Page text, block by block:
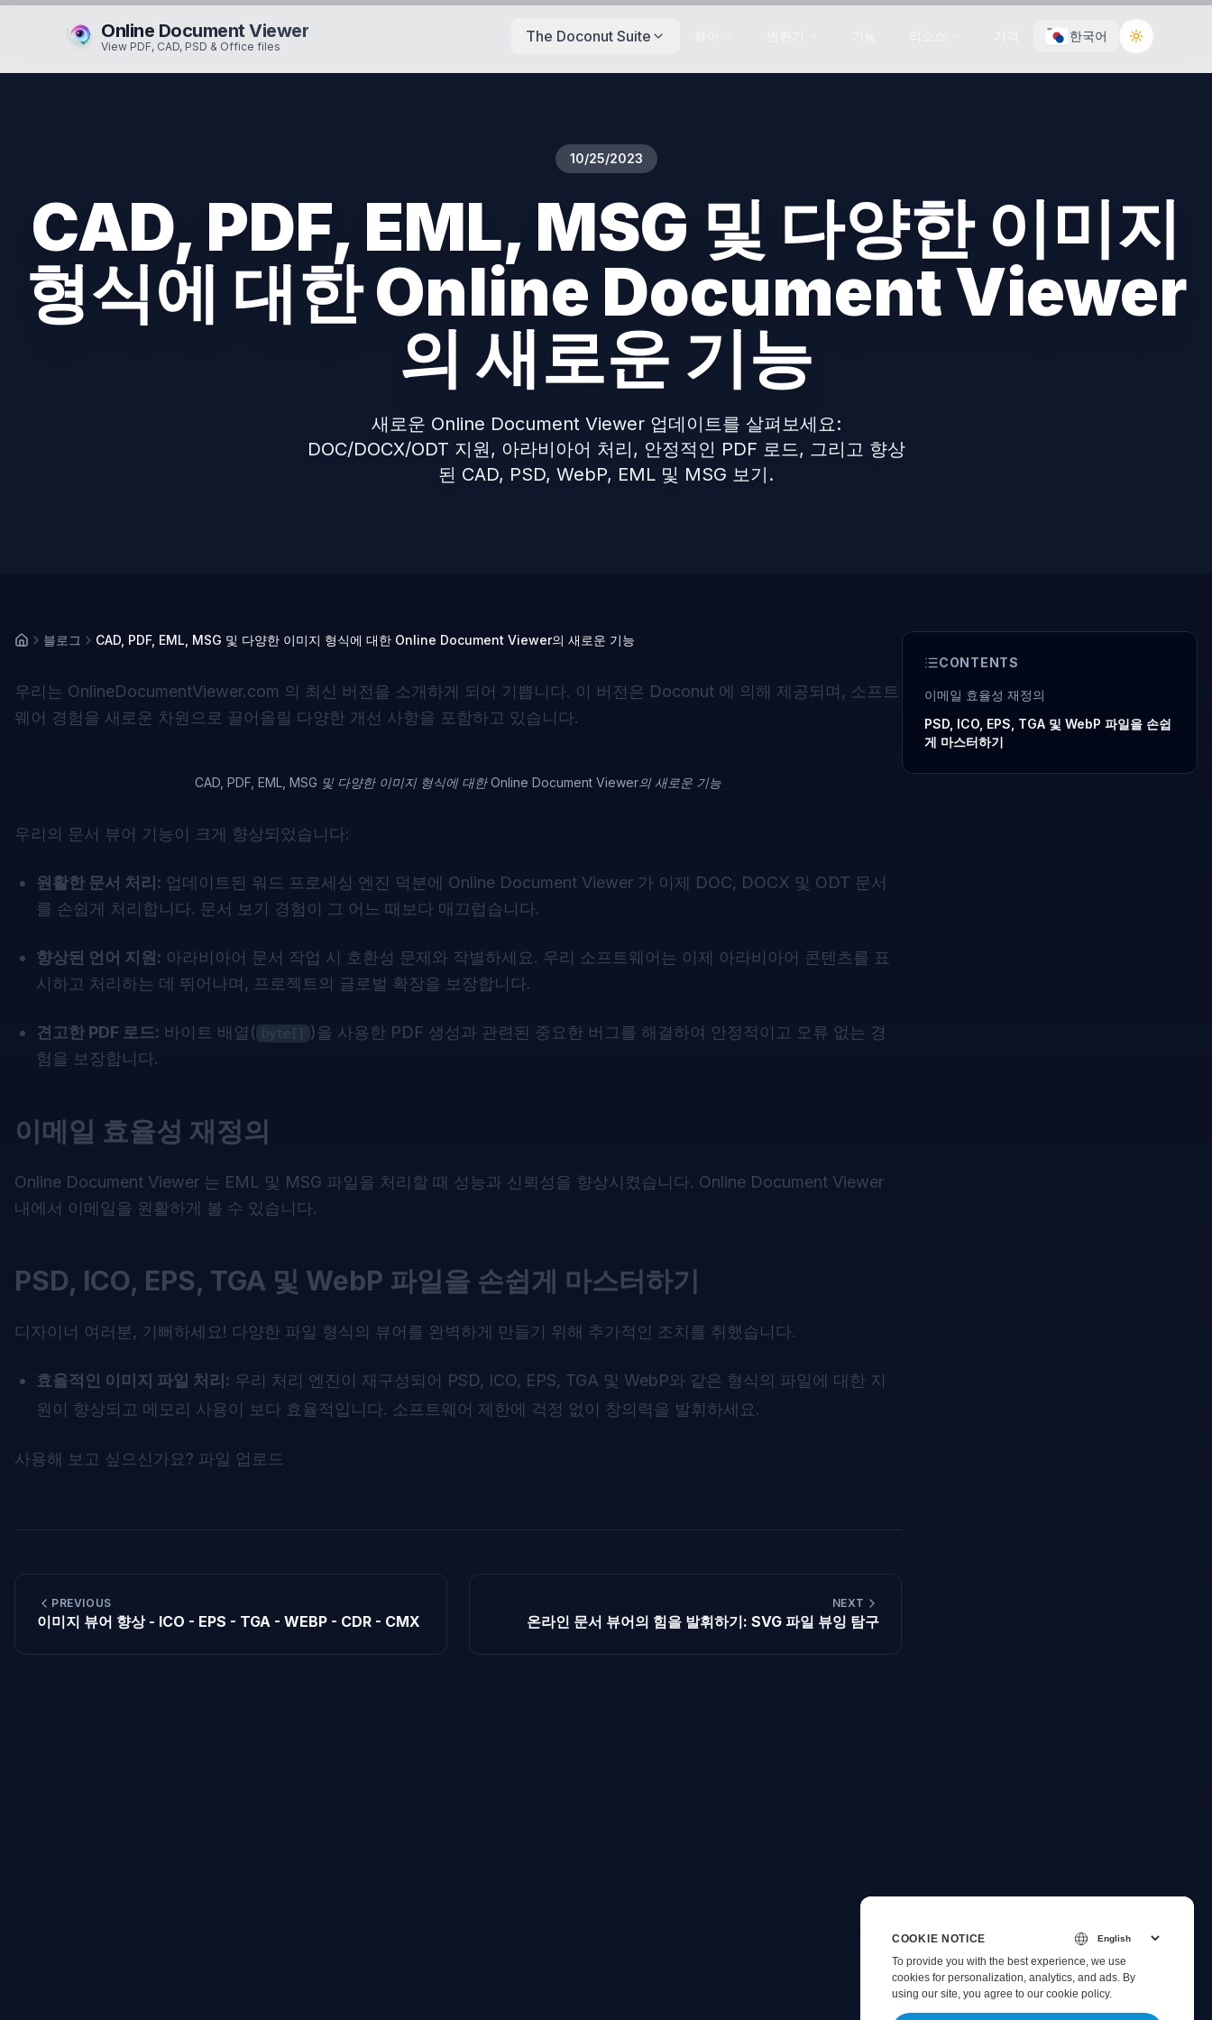
Online Document Viewer
View PDF, CAD, PSD & Office files
The Doconut Suite 한국어 Toggle
10/25/2023
CAD, PDF, EML, MSG 및 다양한 이미지
형식에 대한 Online Document Viewer
의 새로운 기능
새로운 Online Document Viewer 업데이트를 살펴보세요:
DOC/DOCX/ODT 지원, 아라비아어 처리, 안정적인 PDF 로드, 그리고 향상
된 CAD, PSD, WebP, EML 및 MSG 보기.
블로그 CAD, PDF, EML, MSG 및 다양한 이미지 형식에 대한 Online Document Viewer의 새로운 기능
우리는 OnlineDocumentViewer.com 의 최신 버전을 소개하게 되어 기쁩니다. 이 버전은 Doconut 에 의해 제공되며, 소프트
웨어 경험을 새로운 차원으로 끌어올릴 다양한 개선 사항을 포함하고 있습니다.
CAD, PDF, EML, MSG 및 다양한 이미지 형식에 대한 Online Document Viewer의 새로운 기능
우리의 문서 뷰어 기능이 크게 향상되었습니다:
원활한 문서 처리: 업데이트된 워드 프로세싱 엔진 덕분에 Online Document Viewer 가 이제 DOC, DOCX 및 ODT 문서
를 손쉽게 처리합니다. 문서 보기 경험이 그 어느 때보다 매끄럽습니다.
향상된 언어 지원: 아라비아어 문서 작업 시 호환성 문제와 작별하세요. 우리 소프트웨어는 이제 아라비아어 콘텐츠를 표
시하고 처리하는 데 뛰어나며, 프로젝트의 글로벌 확장을 보장합니다.
견고한 PDF 로드: 바이트 배열( byte[]
)을 사용한 PDF 생성과 관련된 중요한 버그를 해결하여 안정적이고 오류 없는 경
험을 보장합니다.
이메일 효율성 재정의
Online Document Viewer 는 EML 및 MSG 파일을 처리할 때 성능과 신뢰성을 향상시켰습니다. Online Document Viewer
내에서 이메일을 원활하게 볼 수 있습니다.
PSD, ICO, EPS, TGA 및 WebP 파일을 손쉽게 마스터하기
디자이너 여러분, 기뻐하세요! 다양한 파일 형식의 뷰어를 완벽하게 만들기 위해 추가적인 조치를 취했습니다.
효율적인 이미지 파일 처리: 우리 처리 엔진이 재구성되어 PSD, ICO, EPS, TGA 및 WebP와 같은 형식의 파일에 대한 지
원이 향상되고 메모리 사용이 보다 효율적입니다. 소프트웨어 제한에 걱정 없이 창의력을 발휘하세요.
사용해 보고 싶으신가요? 파일 업로드
PREVIOUS
이미지 뷰어 향상 - ICO - EPS - TGA - WEBP - CDR - CMX
NEXT
온라인 문서 뷰어의 힘을 발휘하기: SVG 파일 뷰잉 탐구
CONTENTS
이메일 효율성 재정의
PSD, ICO, EPS, TGA 및 WebP 파일을 손쉽
게 마스터하기
COOKIE NOTICE
To provide you with the best experience, we use
cookies for personalization, analytics, and ads. By
using our site, you agree to our cookie policy.